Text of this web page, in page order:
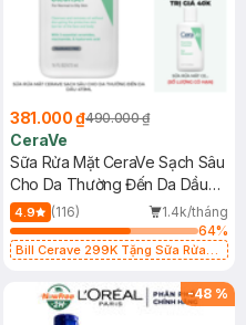
381.000 ₫490.000 ₫
CeraVe
Sữa Rửa Mặt CeraVe Sạch Sâu
Cho Da Thường Đến Da Dầu
473ml
4.9 (116)
1.4k/tháng
64%
Bill Cerave 299K Tặng Sữa Rửa
-48 %